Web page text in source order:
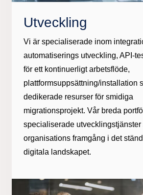
Utveckling
Vi är specialiserade inom
automatiserings utveckling, API-
för ett kontinuerligt arbetsflöde,
plattformsuppsättning/installation
dedikerade resurser för smidiga
migrationsprojekt. Vår breda
specialiserade utvecklingstjänster
organisations framgång i det
digitala landskapet.